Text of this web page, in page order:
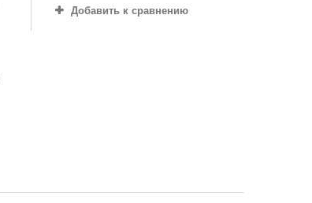
Добавить к сравнению